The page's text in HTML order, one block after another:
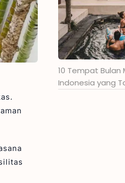
10 Tempat Bulan
Indonesia yang